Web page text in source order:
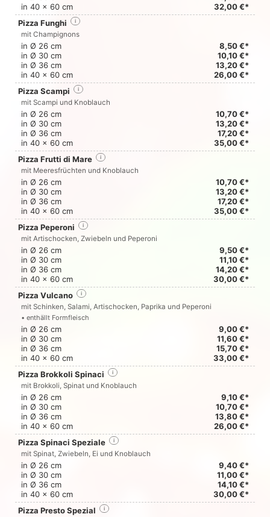
in 40 x 60 cm
32,00 €*
Pizza Funghi
i
mit Champignons
in Ø 26 cm
8,50 €*
in Ø 30 cm
10,10 €*
in Ø 36 cm
13,20 €*
in 40 x 60 cm
26,00 €*
Pizza Scampi
i
mit Scampi und Knoblauch
in Ø 26 cm
10,70 €*
in Ø 30 cm
13,20 €*
in Ø 36 cm
17,20 €*
in 40 x 60 cm
35,00 €*
Pizza Frutti di Mare
i
mit Meeresfrüchten und Knoblauch
in Ø 26 cm
10,70 €*
in Ø 30 cm
13,20 €*
in Ø 36 cm
17,20 €*
in 40 x 60 cm
35,00 €*
Pizza Peperoni
i
mit Artischocken, Zwiebeln und Peperoni
in Ø 26 cm
9,50 €*
in Ø 30 cm
11,10 €*
in Ø 36 cm
14,20 €*
in 40 x 60 cm
30,00 €*
Pizza Vulcano
i
mit Schinken, Salami, Artischocken, Paprika und Peperoni
• enthällt Formfleisch
in Ø 26 cm
9,00 €*
in Ø 30 cm
11,60 €*
in Ø 36 cm
15,70 €*
in 40 x 60 cm
33,00 €*
Pizza Brokkoli Spinaci
i
mit Brokkoli, Spinat und Knoblauch
in Ø 26 cm
9,10 €*
in Ø 30 cm
10,70 €*
in Ø 36 cm
13,80 €*
in 40 x 60 cm
26,00 €*
Pizza Spinaci Speziale
i
mit Spinat, Zwiebeln, Ei und Knoblauch
in Ø 26 cm
9,40 €*
in Ø 30 cm
11,00 €*
in Ø 36 cm
14,10 €*
in 40 x 60 cm
30,00 €*
Pizza Presto Spezial
i